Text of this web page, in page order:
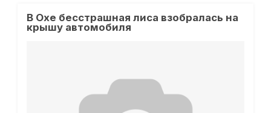
В Охе бесстрашная лиса взобралась на
крышу автомобиля